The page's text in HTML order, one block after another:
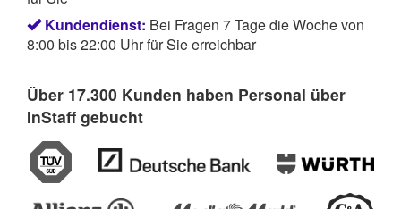
Kundendienst: Bei Fragen 7 Tage die Woche von
8:00 bis 22:00 Uhr für Sie erreichbar
Über 17.300 Kunden haben Personal über
InStaff gebucht